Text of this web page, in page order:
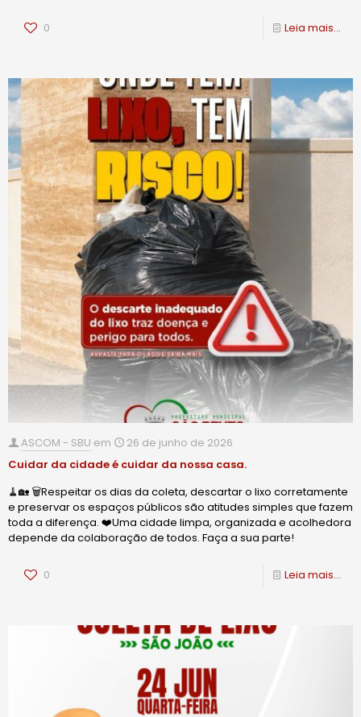
0 Leia mais...
ASCOM - SBU em
26 de junho de 2026
Cuidar da cidade é cuidar da nossa casa.
🧹🏡 🗑️Respeitar os dias da coleta, descartar o lixo corretamente
e preservar os espaços públicos são atitudes simples que fazem
toda a diferença. ❤️Uma cidade limpa, organizada e acolhedora
depende da colaboração de todos. Faça a sua parte!
0 Leia mais...